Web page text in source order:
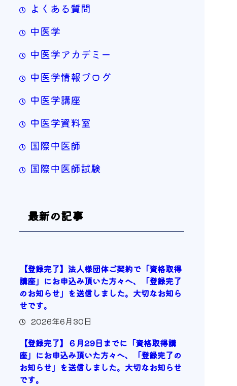
よくある質問
中医学
中医学アカデミー
中医学情報ブログ
中医学講座
中医学資料室
国際中医師
国際中医師試験
最新の記事
【登録完了】法人様団体ご契約で「資格取得
講座」にお申込み頂いた方々へ、「登録完了
のお知らせ」を送信しました。大切なお知ら
せです。
2026年6月30日
【登録完了】６月29日までに「資格取得講
座」にお申込み頂いた方々へ、「登録完了の
お知らせ」を送信しました。大切なお知らせ
です。